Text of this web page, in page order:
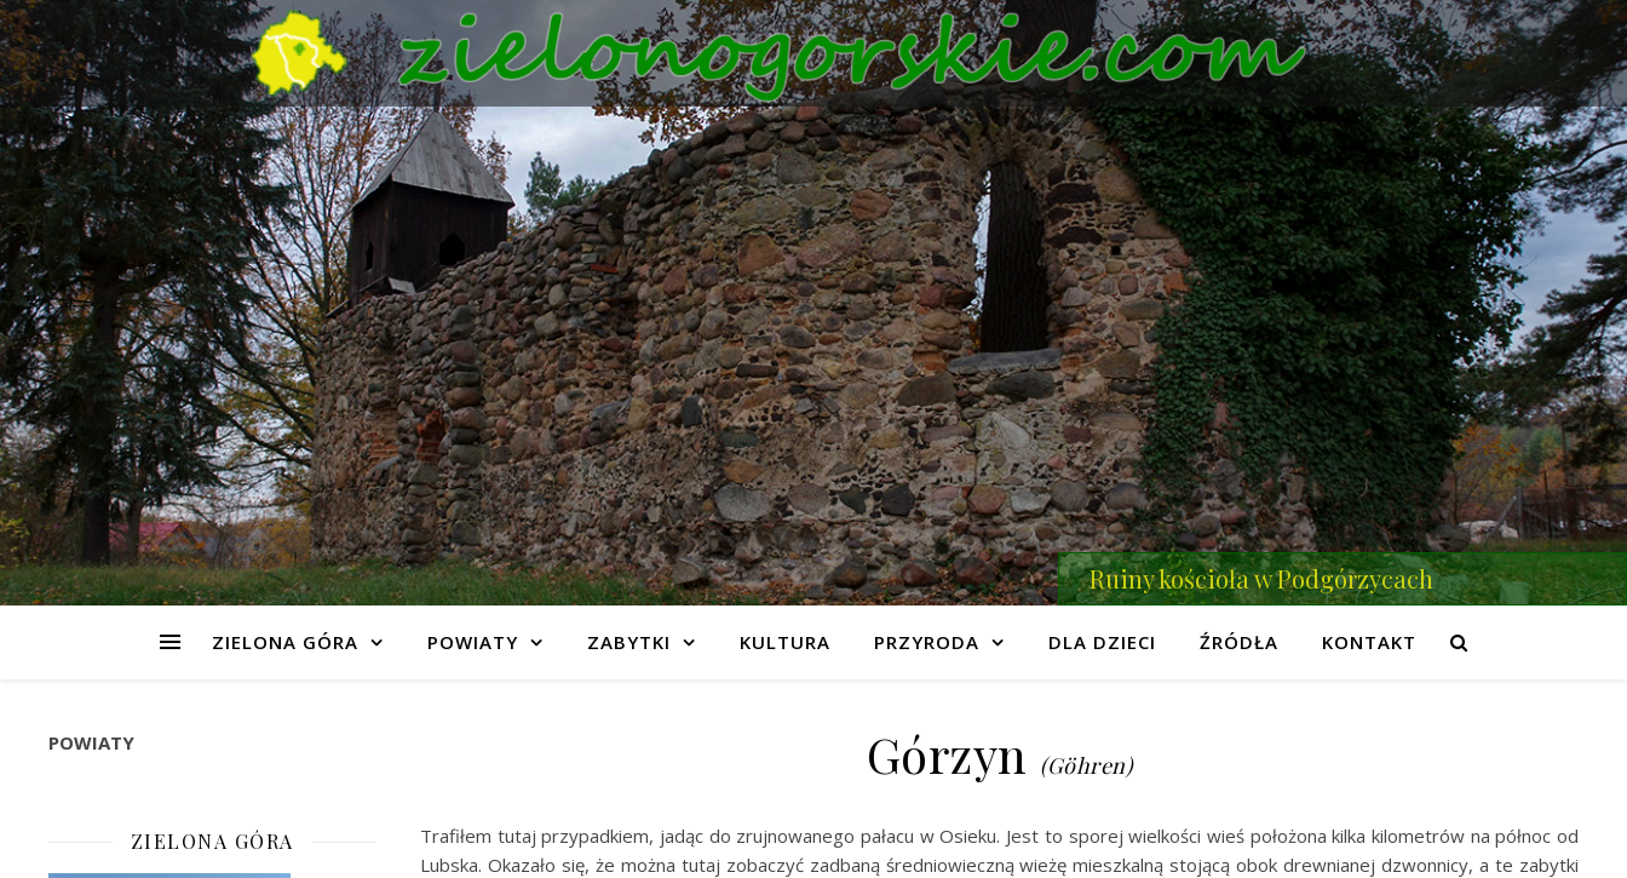
Ruiny kościoła w Podgórzycach
ZIELONA GÓRA POWIATY ZABYTKI KULTURA PRZYRODA DLA DZIECI ŹRÓDŁA KONTAKT
POWIATY
ZIELONA GÓRA
Górzyn (Göhren)
Trafiłem tutaj przypadkiem, jadąc do zrujnowanego pałacu w Osieku. Jest to sporej wielkości wieś położona kilka kilometrów na północ od
Lubska. Okazało się, że można tutaj zobaczyć zadbaną średniowieczną wieżę mieszkalną stojącą obok drewnianej dzwonnicy, a te zabytki